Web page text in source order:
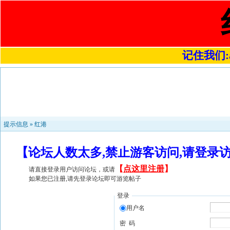
记住我们
提示信息 » 红港
【论坛人数太多,禁止游客访问,请登
请直接登录用户访问论坛，或请 【 点这里注册】
如果您已注册,请先登录论坛即可游览帖子
登录
用户名
密 码